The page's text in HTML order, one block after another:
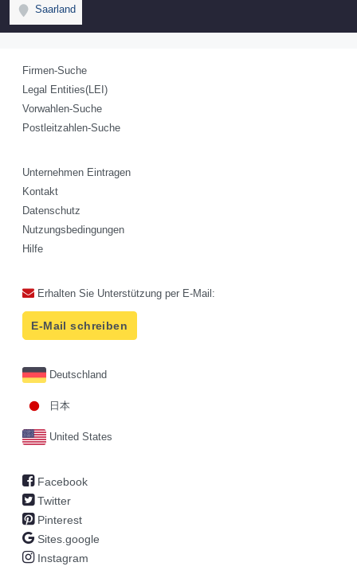
Saarland
Firmen-Suche
Legal Entities(LEI)
Vorwahlen-Suche
Postleitzahlen-Suche
Unternehmen Eintragen
Kontakt
Datenschutz
Nutzungsbedingungen
Hilfe
Erhalten Sie Unterstützung per E-Mail:
E-Mail schreiben
Deutschland
日本
United States
Facebook
Twitter
Pinterest
Sites.google
Instagram